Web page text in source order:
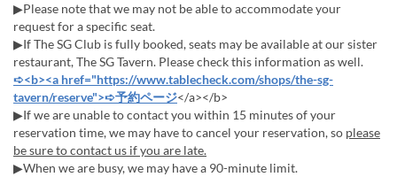
▶Please note that we may not be able to accommodate your
request for a specific seat.
▶If The SG Club is fully booked, seats may be available at our sister
restaurant, The SG Tavern. Please check this information as well.
➪<b><a href="https://www.tablecheck.com/shops/the-sg-
tavern/reserve">➪予約ページ</a></b>
▶If we are unable to contact you within 15 minutes of your
reservation time, we may have to cancel your reservation, so please
be sure to contact us if you are late.
▶When we are busy, we may have a 90-minute limit.